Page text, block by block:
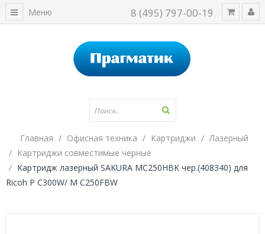
8 (495) 797-00-19
Меню
Главная Офисная техника Картриджи
Лазерный
Картриджи совместимые черные
Картридж лазерный SAKURA MC250HBK чер.(408340) для
Ricoh P C300W/ M C250FBW